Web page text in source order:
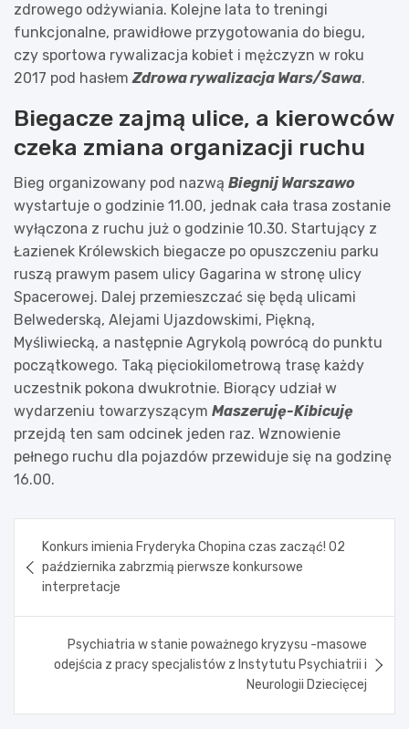
zdrowego odżywiania. Kolejne lata to treningi
funkcjonalne, prawidłowe przygotowania do biegu,
czy sportowa rywalizacja kobiet i mężczyzn w roku
2017 pod hasłemZdrowa rywalizacja Wars/Sawa.
Biegacze zajmą ulice, a kierowców
czeka zmiana organizacji ruchu
Bieg organizowany pod nazwą Biegnij Warszawo
wystartuje o godzinie 11.00, jednak cała trasa zostanie
wyłączona z ruchu już o godzinie 10.30. Startujący z
Łazienek Królewskich biegacze po opuszczeniu parku
ruszą prawym pasem ulicy Gagarina w stronę ulicy
Spacerowej. Dalej przemieszczać się będą ulicami
Belwederską, Alejami Ujazdowskimi, Piękną,
Myśliwiecką, a następnie Agrykolą powrócą do punktu
początkowego. Taką pięciokilometrową trasę każdy
uczestnik pokona dwukrotnie. Biorący udział w
wydarzeniu towarzyszącym Maszeruję-Kibicuję
przejdą ten sam odcinek jeden raz. Wznowienie
pełnego ruchu dla pojazdów przewiduje się na godzinę
16.00.
wpisu
Konkurs imienia Fryderyka Chopina czas zacząć! 02
października zabrzmią pierwsze konkursowe
interpretacje
Psychiatria w stanie poważnego kryzysu -masowe
odejścia z pracy specjalistów z Instytutu Psychiatrii i
Neurologii Dziecięcej